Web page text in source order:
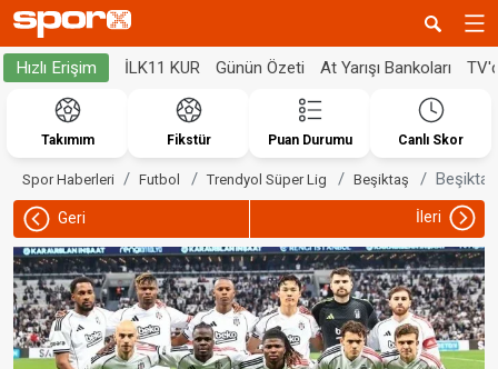
Hızlı Erişim İLK11 KUR Günün Özeti At Yarışı Bankoları
Takımım Fikstür Puan Durumu Canlı Skor
Spor Haberleri Futbol Trendyol Süper Lig Beşiktaş
Geri İleri